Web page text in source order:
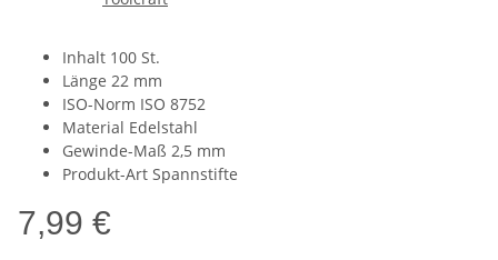
Inhalt 100 St.
Länge 22 mm
ISO-Norm ISO 8752
Material Edelstahl
Gewinde-Maß 2,5 mm
Produkt-Art Spannstifte
7,99 €